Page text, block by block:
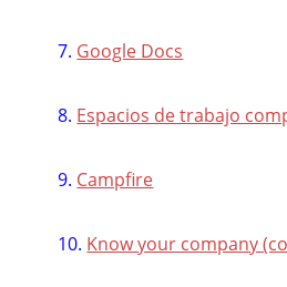
7. Google Docs
8. Espacios de trabajo
9. Campfire
10. Know your company